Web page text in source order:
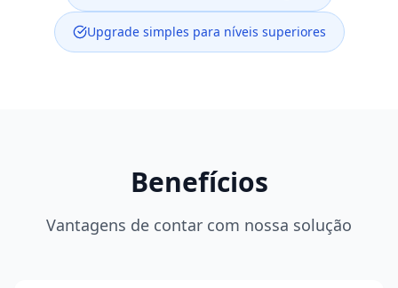
Upgrade simples para níveis superiores
Benefícios
Vantagens de contar com nossa solução